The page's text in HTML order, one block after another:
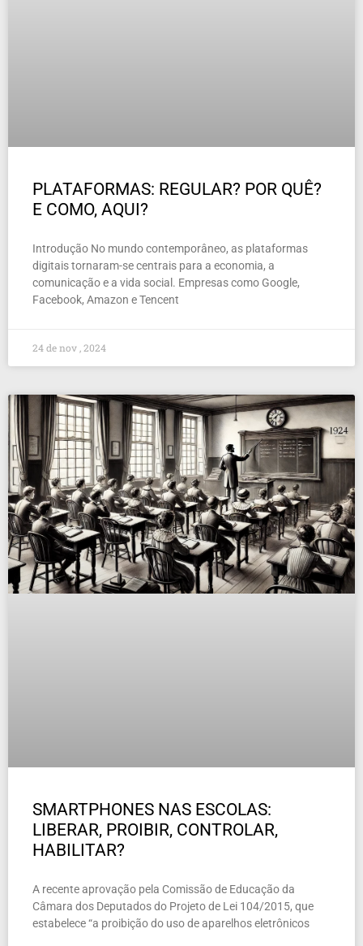
PLATAFORMAS: REGULAR? POR QUÊ?
E COMO, AQUI?
Introdução No mundo contemporâneo, as plataformas
digitais tornaram-se centrais para a economia, a
comunicação e a vida social. Empresas como Google,
Facebook, Amazon e Tencent
24 de nov , 2024
SMARTPHONES NAS ESCOLAS:
LIBERAR, PROIBIR, CONTROLAR,
HABILITAR?
A recente aprovação pela Comissão de Educação da
Câmara dos Deputados do Projeto de Lei 104/2015, que
estabelece “a proibição do uso de aparelhos eletrônicos